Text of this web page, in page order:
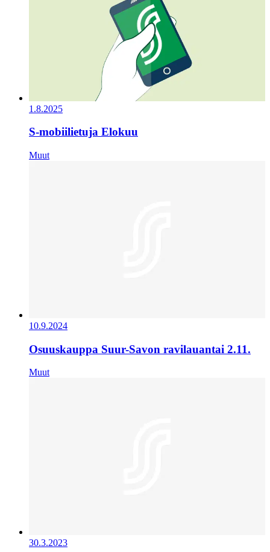
1.8.2025
S-mobiilietuja Elokuu
Muut
10.9.2024
Osuuskauppa Suur-Savon ravilauantai 2.11.
Muut
30.3.2023